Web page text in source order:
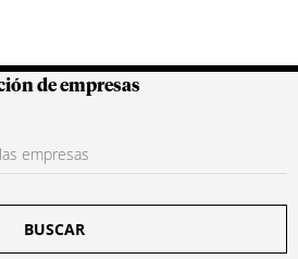
Colombianas
de empresas
BUSCAR